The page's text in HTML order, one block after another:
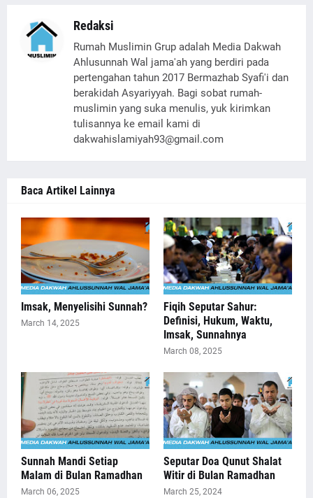
Redaksi
Rumah Muslimin Grup adalah Media Dakwah
Ahlusunnah Wal jama'ah yang berdiri pada
pertengahan tahun 2017 Bermazhab Syafi'i dan
berakidah Asyariyyah. Bagi sobat rumah-
muslimin yang suka menulis, yuk kirimkan
tulisannya ke email kami di
dakwahislamiyah93@gmail.com
Baca Artikel Lainnya
Imsak, Menyelisihi Sunnah?
March 14, 2025
Fiqih Seputar Sahur:
Definisi, Hukum, Waktu,
Imsak, Sunnahnya
March 08, 2025
Sunnah Mandi Setiap
Malam di Bulan Ramadhan
March 06, 2025
Seputar Doa Qunut Shalat
Witir di Bulan Ramadhan
March 25, 2024